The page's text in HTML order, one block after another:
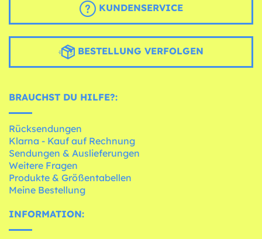
KUNDENSERVICE
BESTELLUNG VERFOLGEN
BRAUCHST DU HILFE?:
Rücksendungen
Klarna - Kauf auf Rechnung
Sendungen & Auslieferungen
Weitere Fragen
Produkte & Größentabellen
Meine Bestellung
INFORMATION: